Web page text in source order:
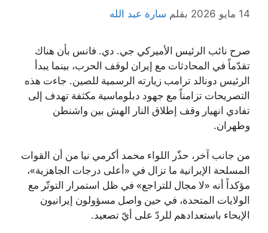
14 مايو 2026 بقلم سارة عبد الله
صرح نائب الرئيس الأميركي جي. دي. فانس بأن هناك
تقدّماً في المحادثات مع إيران لوقف الحرب، بينما يبدأ
الرئيس دونالد ترامب زيارته الرسمية للصين. جاءت هذه
التصريحات تزامناً مع جهود دبلوماسية مكثفة تهدف إلى
تفادي انهيار وقف إطلاق النار الهش بين واشنطن
وطهران.
من جانب آخر، حذّر اللواء محمد أكرمي نيا من أن القوات
المسلحة الإيرانية ما تزال في «أعلى درجات الجاهزية»،
مؤكداً أنه «لا مجال للتراجع» في ظل استمرار التوتّر مع
الولايات المتحدة، في حين واصل مسؤولون إيرانيون
الإيحاء باستعدادهم للردّ على أيّ تصعيد.